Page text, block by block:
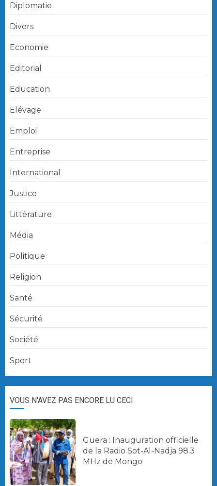
Diplomatie
Divers
Economie
Editorial
Education
Elévage
Emploi
Entreprise
International
Justice
Littérature
Média
Politique
Religion
Santé
Sécurité
Société
Sport
VOUS N'AVEZ PAS ENCORE LU CECI
Guera : Inauguration officielle
de la Radio Sot-Al-Nadja 98.3
MHz de Mongo